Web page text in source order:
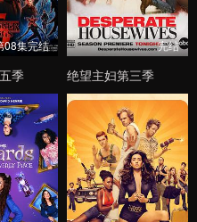
08集完结
季
完结
绝望主妇第三季